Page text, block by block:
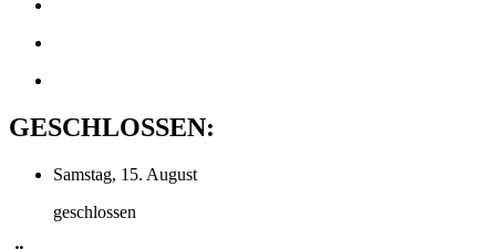
GESCHLOSSEN:
Samstag, 15. August
geschlossen